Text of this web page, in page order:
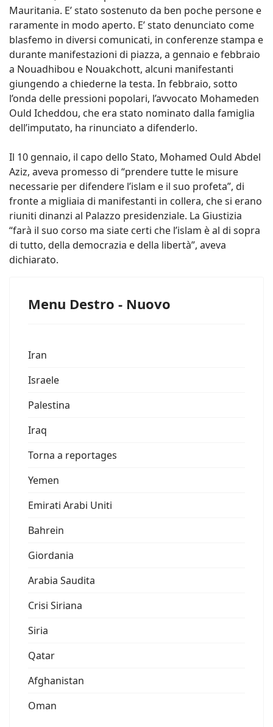
Mauritania. E’ stato sostenuto da ben poche persone e
raramente in modo aperto. E’ stato denunciato come
blasfemo in diversi comunicati, in conferenze stampa e
durante manifestazioni di piazza, a gennaio e febbraio
a Nouadhibou e Nouakchott, alcuni manifestanti
giungendo a chiederne la testa. In febbraio, sotto
l’onda delle pressioni popolari, l’avvocato Mohameden
Ould Icheddou, che era stato nominato dalla famiglia
dell’imputato, ha rinunciato a difenderlo.
Il 10 gennaio, il capo dello Stato, Mohamed Ould Abdel
Aziz, aveva promesso di “prendere tutte le misure
necessarie per difendere l’islam e il suo profeta”, di
fronte a migliaia di manifestanti in collera, che si erano
riuniti dinanzi al Palazzo presidenziale. La Giustizia
“farà il suo corso ma siate certi che l’islam è al di sopra
di tutto, della democrazia e della libertà”, aveva
dichiarato.
Menu Destro - Nuovo
Iran
Israele
Palestina
Iraq
Torna a reportages
Yemen
Emirati Arabi Uniti
Bahrein
Giordania
Arabia Saudita
Crisi Siriana
Siria
Qatar
Afghanistan
Oman